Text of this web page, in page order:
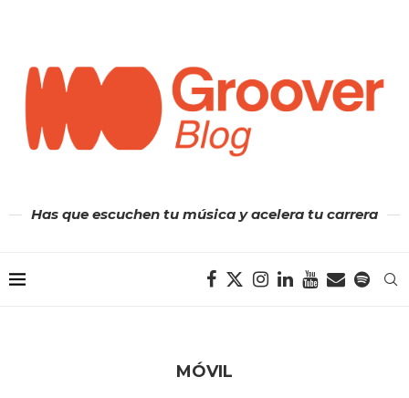
Has que escuchen tu música y acelera tu carrera
MÓVIL